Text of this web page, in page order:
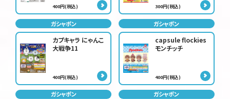
400円(税込) 300円(税込)
ガシャポン
カプキャラ にゃんこ
大戦争11
400円(税込)
ガシャポン
capsule flockies
モンチッチ
400円(税込)
ガシャポン ガシャポン